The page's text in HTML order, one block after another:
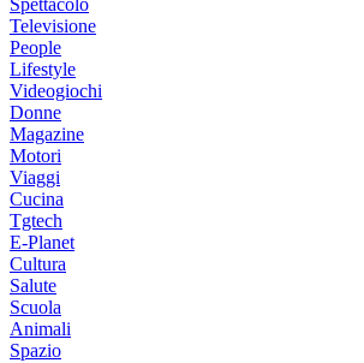
Spettacolo
Televisione
People
Lifestyle
Videogiochi
Donne
Magazine
Motori
Viaggi
Cucina
Tgtech
E-Planet
Cultura
Salute
Scuola
Animali
Spazio